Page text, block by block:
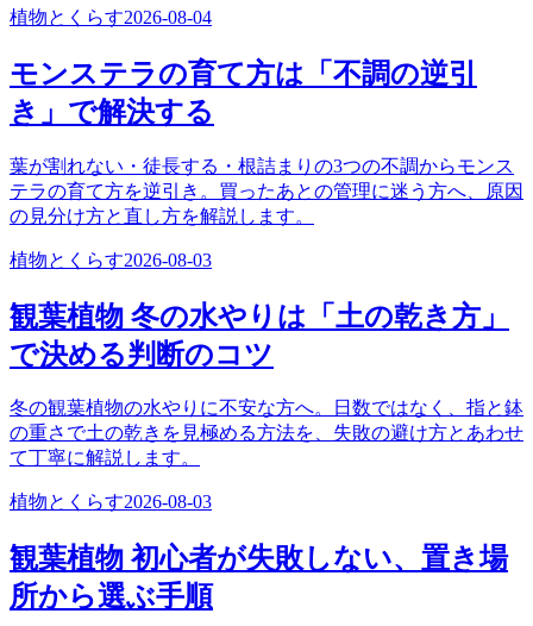
植物とくらす2026-08-04
モンステラの育て方は「不調の逆引
き」で解決する
葉が割れない・徒長する・根詰まりの3つの不調からモンス
テラの育て方を逆引き。買ったあとの管理に迷う方へ、原因
の見分け方と直し方を解説します。
植物とくらす2026-08-03
観葉植物 冬の水やりは「土の乾き方」
で決める判断のコツ
冬の観葉植物の水やりに不安な方へ。日数ではなく、指と鉢
の重さで土の乾きを見極める方法を、失敗の避け方とあわせ
て丁寧に解説します。
植物とくらす2026-08-03
観葉植物 初心者が失敗しない、置き場
所から選ぶ手順